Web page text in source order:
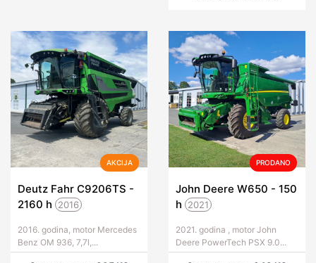
AKCIJA
Deutz Fahr C9206TS -
2160 h 2016
2016. godina, motor Mercedes
Benz OM 936, 7,7l,...
PRODANO
John Deere W650 - 150
h
2021
2021. godina , motor John
Deere PowerTech PSX 9.0...